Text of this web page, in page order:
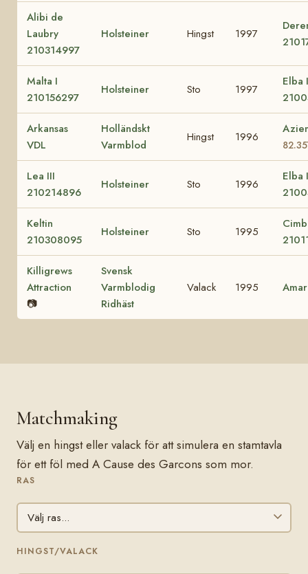
Alibi de
Laubry
210314997
Holsteiner Hingst 1997
Malta I
210156297
Holsteiner Sto 1997
Elba I
Arkansas
VDL
Holländskt
Varmblod
Hingst 1996
Lea III
210214896
Holsteiner Sto 1996
Elba I
Keltin
210308095
Holsteiner Sto 1995
Killigrews
Attraction
📷
Svensk
Varmblodig
Ridhäst
Valack 1995
Matchmaking
Välj en hingst eller valack för att simulera en stamtavla
för ett föl med A Cause des Garcons som mor.
RAS
HINGST/VALACK